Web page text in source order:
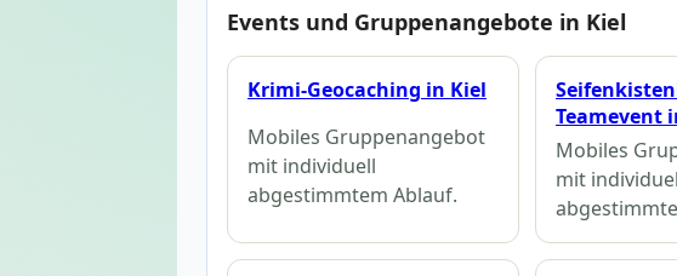
Events und Gruppenangebote in Kiel
Krimi-Geocaching in Kiel
Mobiles Gruppenangebot
mit individuell
abgestimmtem Ablauf.
Teamevent
Mobiles
mit